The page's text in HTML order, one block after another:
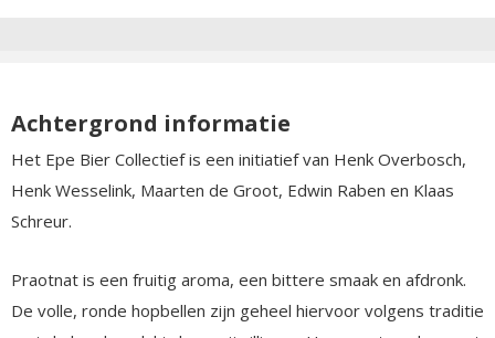
Achtergrond informatie
Het Epe Bier Collectief is een initiatief van Henk Overbosch,
Henk Wesselink, Maarten de Groot, Edwin Raben en Klaas
Schreur.
Praotnat is een fruitig aroma, een bittere smaak en afdronk.
De volle, ronde hopbellen zijn geheel hiervoor volgens traditie